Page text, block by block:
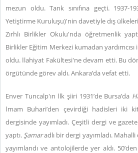
mezun oldu. Tank sınıfına geçti. 1937-
Yetiştirme Kuruluşu)'nin davetiyle dış
Zırhlı Birlikler Okulu'nda öğretmenlik
Birlikler Eğitim Merkezi kumadan
oldu. İlahiyat Fakültesi'ne devam etti. Bu
örgütünde görev aldı. Ankara’da vefat etti.
Enver Tuncalp'ın İlk şiiri 1931’de Bursa’da
İmam Buhari’den çevirdiği hadisleri iki
dergisinde yayımladı. Çeşitli dergi ve
yaptı. Şamaradlı bir dergi yayımladı.
yayımlandı ve antolojilerde yer aldı.